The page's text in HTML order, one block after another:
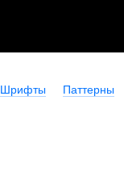
Шрифты Паттерны